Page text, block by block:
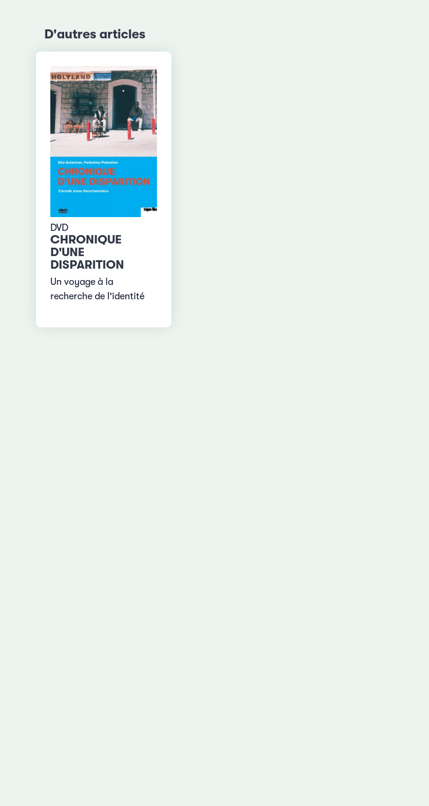
D'autres articles
DVD
CHRONIQUE
D'UNE
DISPARITION
Un voyage à la
recherche de l'identité